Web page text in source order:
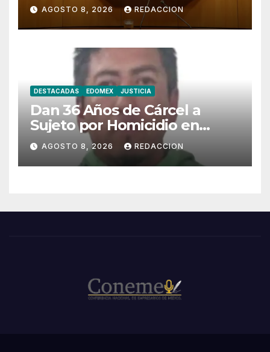
Odio
AGOSTO 8, 2026 REDACCION
DESTACADAS EDOMEX JUSTICIA
Dan 36 Años de Cárcel a
Sujeto por Homicidio en
Tecámac
AGOSTO 8, 2026 REDACCION